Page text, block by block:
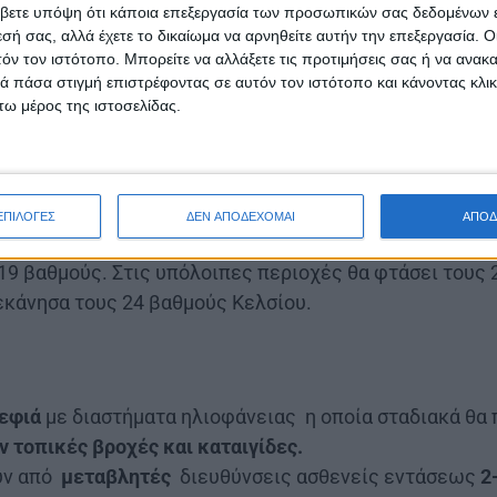
υπόψη ότι κάποια επεξεργασία των προσωπικών σας δεδομένων
σας, αλλά έχετε το δικαίωμα να αρνηθείτε αυτήν την επεξεργασία.
τον ιστότοπο. Μπορείτε να αλλάξετε τις προτιμήσεις σας ή να
στιγμή επιστρέφοντας σε αυτόν τον ιστότοπο και κάνοντας
μέρος της ιστοσελίδας.
ΔΕΝ ΑΠΟΔΕΧΟΜΑΙ
Τα
3 με 4 ενώ στα δυτικά και βόρεια θα πνέουν από
6 μποφόρ.Η θερμοκρασίαθα σημειώσει πτώση
βαθμούς. Στις υπόλοιπες περιοχές θα φτάσει τους
τους 24 βαθμούς Κελσίου.
με διαστήματα ηλιοφάνειας η οποία σταδιακά θα
βροχές και καταιγίδες.
από μεταβλητές διευθύνσεις ασθενείς εντάσεως